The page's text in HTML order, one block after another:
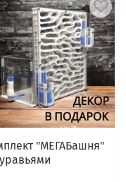
"МЕГАБашня"